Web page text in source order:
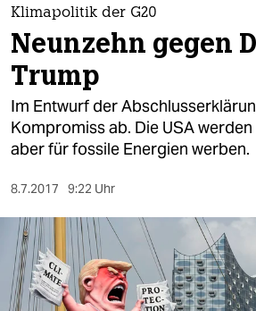
themen
politik
öko
gesellschaft
sport
berlin
nord
Klimapolitik der G20
Neunzehn gegen
Trump
Im Entwurf der
Kompromiss ab. Die USA
aber für fossile Energien werben.
8.7.2017 9:22 Uhr